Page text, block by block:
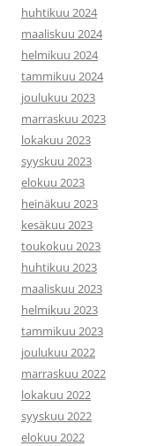
huhtikuu 2024
maaliskuu 2024
helmikuu 2024
tammikuu 2024
joulukuu 2023
marraskuu 2023
lokakuu 2023
syyskuu 2023
elokuu 2023
heinäkuu 2023
kesäkuu 2023
toukokuu 2023
huhtikuu 2023
maaliskuu 2023
helmikuu 2023
tammikuu 2023
joulukuu 2022
marraskuu 2022
lokakuu 2022
syyskuu 2022
elokuu 2022